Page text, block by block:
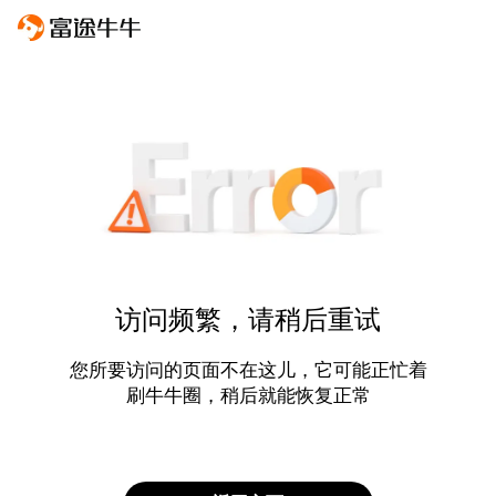
访问频繁，请稍后重试
您所要访问的页面不在这儿，它可能正忙着
刷牛牛圈，稍后就能恢复正常